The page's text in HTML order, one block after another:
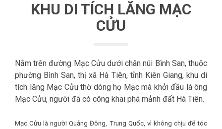
KHU DI TÍCH LĂNG MẠC
CỬU
Nằm trên đường Mạc Cửu dưới chân núi Bình San, thuộc
phường Bình San, thị xã Hà Tiên, tỉnh Kiên Giang, khu di
tích lăng Mạc Cửu thờ dòng họ Mạc mà khởi đầu là ông
Mạc Cửu, người đã có công khai phá mảnh đất Hà Tiên.
Mạc Cửu là người Quảng Đông, Trung Quốc, vì không chịu để tóc